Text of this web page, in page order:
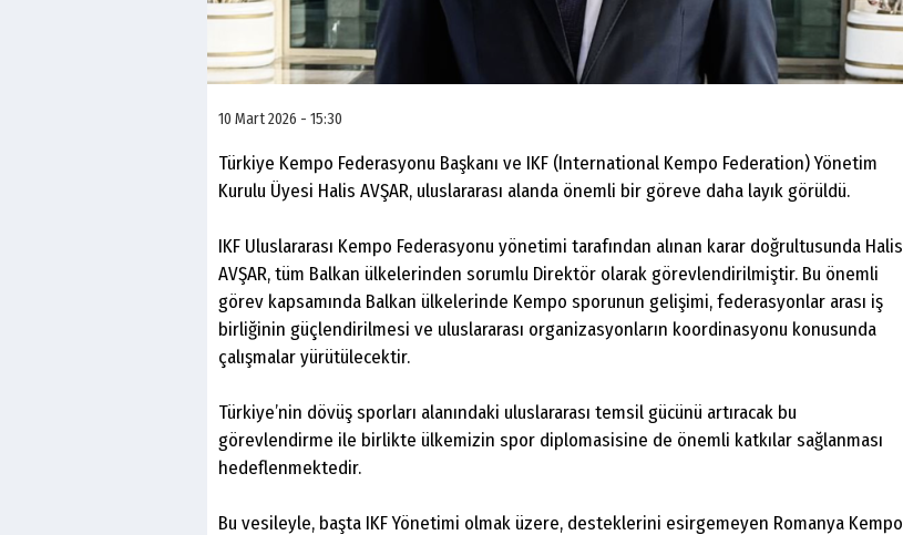
10 Mart 2026 - 15:30
Türkiye Kempo Federasyonu Başkanı ve IKF (International Kempo Federation) Yönetim
Kurulu Üyesi Halis AVŞAR, uluslararası alanda önemli bir göreve daha layık görüldü.
IKF Uluslararası Kempo Federasyonu yönetimi tarafından alınan karar doğrultusunda Halis
AVŞAR, tüm Balkan ülkelerinden sorumlu Direktör olarak görevlendirilmiştir. Bu önemli
görev kapsamında Balkan ülkelerinde Kempo sporunun gelişimi, federasyonlar arası iş
birliğinin güçlendirilmesi ve uluslararası organizasyonların koordinasyonu konusunda
çalışmalar yürütülecektir.
Türkiye’nin dövüş sporları alanındaki uluslararası temsil gücünü artıracak bu
görevlendirme ile birlikte ülkemizin spor diplomasisine de önemli katkılar sağlanması
hedeflenmektedir.
Bu vesileyle, başta IKF Yönetimi olmak üzere, desteklerini esirgemeyen Romanya Kempo